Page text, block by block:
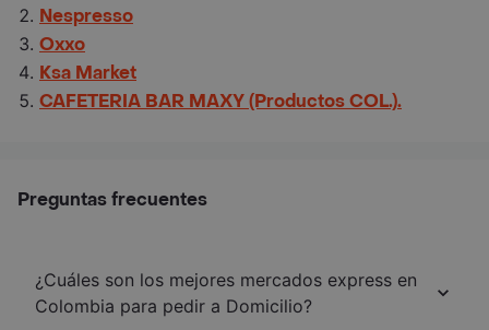
Nespresso
Oxxo
Ksa Market
CAFETERIA BAR MAXY (Productos COL.).
Preguntas frecuentes
¿Cuáles son los mejores mercados express en
Colombia para pedir a Domicilio?